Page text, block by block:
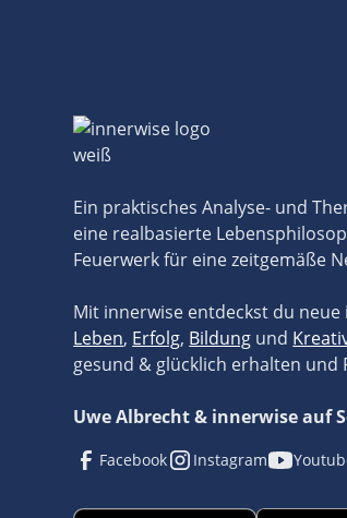
Ein praktisches Analyse- und
eine realbasierte
Feuerwerk für eine zeitgemäße
Mit innerwise entdeckst du
Leben, Erfolg, Bildung und
gesund & glücklich erhalten und
Uwe Albrecht & innerwise auf
Facebook Instagram